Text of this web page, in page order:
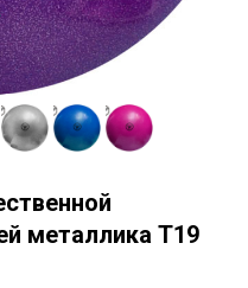
металлика T19